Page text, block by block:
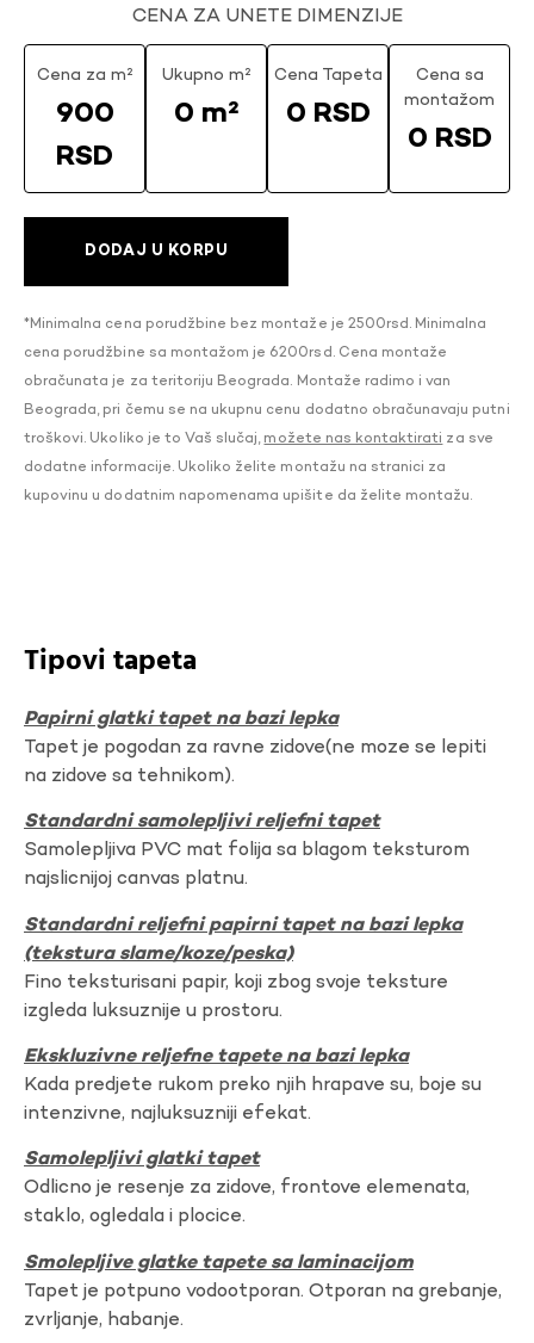
CENA ZA UNETE DIMENZIJE
Cena za m²
900
RSD
Ukupno m²
0 m²
Cena Tapeta
0 RSD
Cena sa
montažom
0 RSD
DODAJ U KORPU
*Minimalna cena porudžbine bez montaže je 2500rsd. Minimalna
cena porudžbine sa montažom je 6200rsd. Cena montaže
obračunata je za teritoriju Beograda. Montaže radimo i van
Beograda, pri čemu se na ukupnu cenu dodatno obračunavaju putni
troškovi. Ukoliko je to Vaš slučaj, možete nas kontaktirati za sve
dodatne informacije. Ukoliko želite montažu na stranici za
kupovinu u dodatnim napomenama upišite da želite montažu.
Tipovi tapeta
Papirni glatki tapet na bazi lepka
Tapet je pogodan za ravne zidove(ne moze se lepiti
na zidove sa tehnikom).
Standardni samolepljivi reljefni tapet
Samolepljiva PVC mat folija sa blagom teksturom
najslicnijoj canvas platnu.
Standardni reljefni papirni tapet na bazi lepka
(tekstura slame/koze/peska)
Fino teksturisani papir, koji zbog svoje teksture
izgleda luksuznije u prostoru.
Ekskluzivne reljefne tapete na bazi lepka
Kada predjete rukom preko njih hrapave su, boje su
intenzivne, najluksuzniji efekat.
Samolepljivi glatki tapet
Odlicno je resenje za zidove, frontove elemenata,
staklo, ogledala i plocice.
Smolepljive glatke tapete sa laminacijom
Tapet je potpuno vodootporan. Otporan na grebanje,
zvrljanje, habanje.